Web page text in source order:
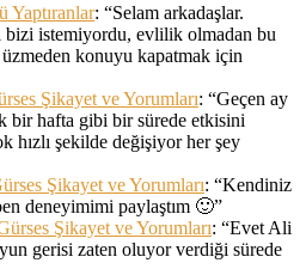
Yaptıranlar: “Selam arkadaşlar.
istemiyordu, evlilik olmadan bu
konuyu kapatmak için
Şikayet ve Yorumları: “Geçen ay
bir hafta gibi bir sürede etkisini
hızlı şekilde değişiyor her şey
Şikayet ve Yorumları: “Kendiniz
deneyimimi paylaştım 🙂”
Şikayet ve Yorumları: “Evet Ali
gerisi zaten oluyor verdiği sürede